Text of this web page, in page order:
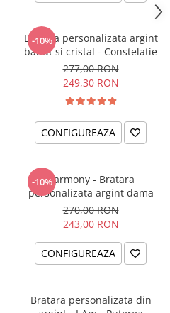
-10%
Bratara personalizata argint
banut si cristal - Constelatie
277,00 RON
249,30 RON
CONFIGUREAZA
-10%Harmony - Bratara
personalizata argint dama
270,00 RON
243,00 RON
CONFIGUREAZA
Bratara personalizata din